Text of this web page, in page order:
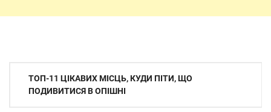
Навігація
записів
ТОП-11 ЦІКАВИХ МІСЦЬ, КУДИ ПІТИ, ЩО
ПОДИВИТИСЯ В ОПІШНІ